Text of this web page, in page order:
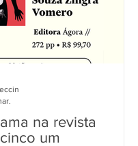
na revista
um